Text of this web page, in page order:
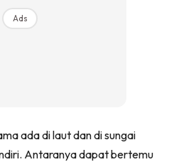
Ads
ada di laut dan di sungai
Antaranya dapat bertemu